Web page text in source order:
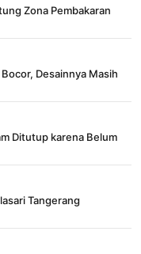
Zona Pembakaran
Desainnya Masih
Ditutup karena Belum
Tangerang